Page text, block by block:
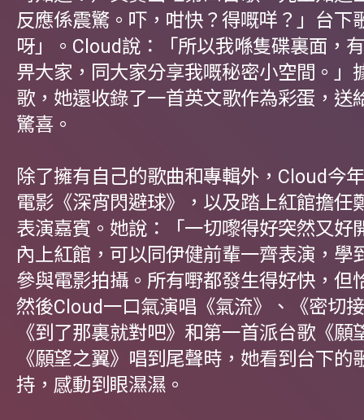
反應係震驚。吓，咁快？得嘅咩？」台下
呀」。Cloud說：「所以我喺隻碟裏面，
畀大家，同大家分享我嘅秘密小空間。」
歌，她還收錄了一首英文歌作為彩蛋，送
驚喜。
除了擁有自己的歌曲和專輯外，Cloud今
電影《深宵閃避球》，以及踏上紅館擔任
表演嘉賓。她說：「一切嚟得好突然又好
內上紅館，可以同伊健前輩一齊表演，學
參與電影拍攝。所有嘢都發生得好快，但
然後Cloud一口氣演唱《氣流》、《密切
《到了那裏就對吧》和第一首派台歌《願
《願望之翼》唱到尾聲時，她看到台下的
持，感動到眼濕濕。